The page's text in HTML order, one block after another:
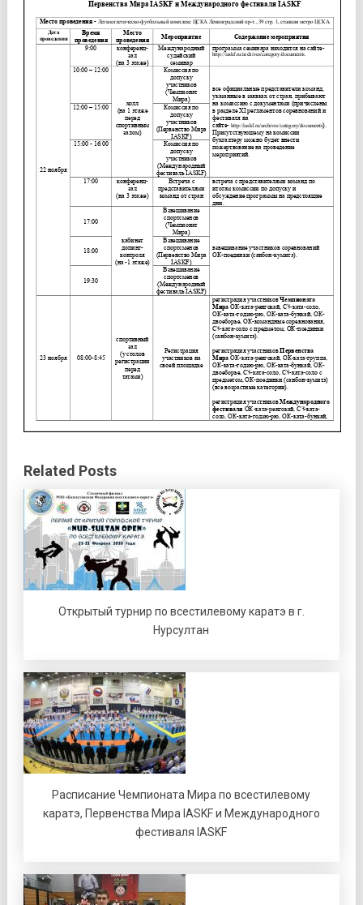
Related Posts
Открытый турнир по всестилевому каратэ в г.
Нурсултан
Расписание Чемпионата Мира по всестилевому
каратэ, Первенства Мира IASKF и Международного
фестиваля IASKF